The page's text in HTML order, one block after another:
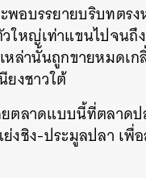
พอบรรยายบริบทตร
ใหญ่เท่าแขนไปจนถึ
หล่านั้นถูกขายหมดเ
ยงชาวใต้
ตลาดแบบนี้ที่ตลาดป
งชิง-ประมูลปลา เ